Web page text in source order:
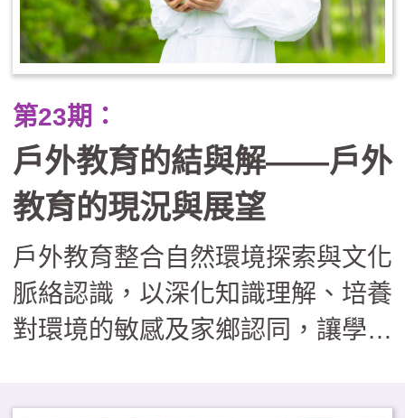
遞轉向生命轉化。這些看似「不務
正業」的戶外學習課程，實則有效
減）與心理韌性，並重建了學校、
社區與家長間的信任關係，證明了
將世界當作教室，能培養出更具適
應力與善良品質的下一代。
第23期：
戶外教育的結與解——戶外
教育的現況與展望
戶外教育整合自然環境探索與文化
脈絡認識，以深化知識理解、培養
對環境的敏感及家鄉認同，讓學習
核心素養。然而，現階段學校戶外